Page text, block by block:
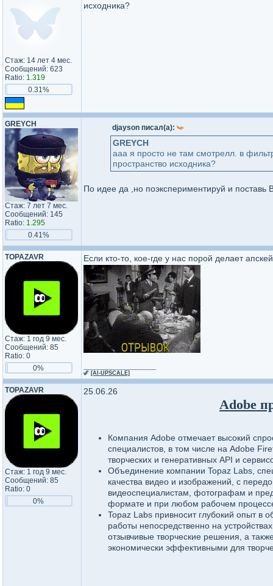
Стаж: 14 лет 4 мес.
Сообщений: 623
Ratio: 1.319
0.31%
исходника?
GREYCH
Стаж: 7 лет 7 мес.
Сообщений: 145
Ratio: 1.295
0.41%
djayson писал(а):
GREYCH
ааа я просто не там смотрелл. в
пространство исходника?
По идее да ,но поэкспериментируй и поставь
TOPAZAVR
Стаж: 1 год 9 мес.
Сообщений: 85
Ratio: 0
0%
Если кто-то, кое-где у нас порой делает
🦖 [AI-UPSCALE]
TOPAZAVR
Стаж: 1 год 9 мес.
Сообщений: 85
Ratio: 0
0%
25.06.26
Adobe
Компания Adobe отмечает высокий
специалистов, в том числе на Adobe
творческих и генеративных API и
Объединение компании Topaz Labs,
качества видео и изображений, с
видеоспециалистам, фотографам и
формате и при любом рабочем
Topaz Labs привносит глубокий опыт в
работы непосредственно на
отзывчивые творческие решения, а
экономически эффективными для